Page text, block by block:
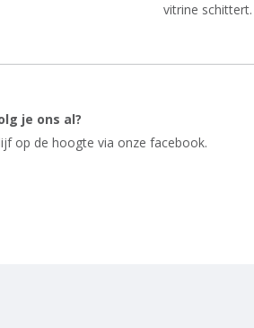
vitrine
je ons al?
op de hoogte via onze facebook.